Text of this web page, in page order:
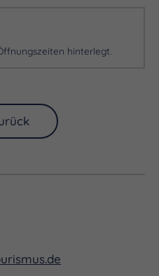
hinterlegt.